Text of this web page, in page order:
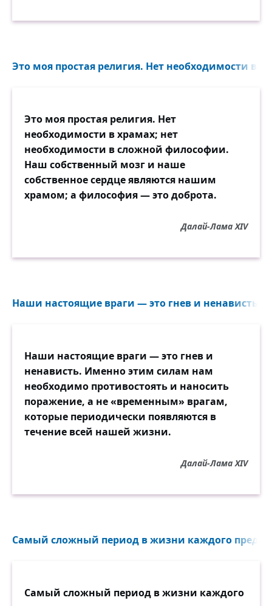
Это моя простая религия. Нет необходимости в
Это моя простая религия. Нет
необходимости в храмах; нет
необходимости в сложной философии.
Наш собственный мозг и наше
собственное сердце являются нашим
храмом; а философия — это доброта.
Далай-Лама XIV
Наши настоящие враги — это гнев и ненависть.
Наши настоящие враги — это гнев и
ненависть. Именно этим силам нам
необходимо противостоять и наносить
поражение, а не «временным» врагам,
которые периодически появляются в
течение всей нашей жизни.
Далай-Лама XIV
Самый сложный период в жизни каждого
Самый сложный период в жизни каждого